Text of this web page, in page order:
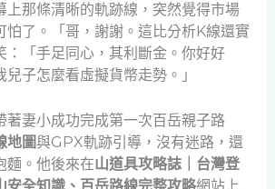
上那條清晰的軌跡線，突然覺得市場
怕了。「哥，謝謝。這比分析K線還實
：「手足同心，其利斷金。你好好
子怎麼看虛擬貨幣走勢。」
著妻小成功完成第一次百岳親子路
地圖與GPX軌跡引導，沒有迷路，還
麵。他後來在山道具攻略誌｜台灣登